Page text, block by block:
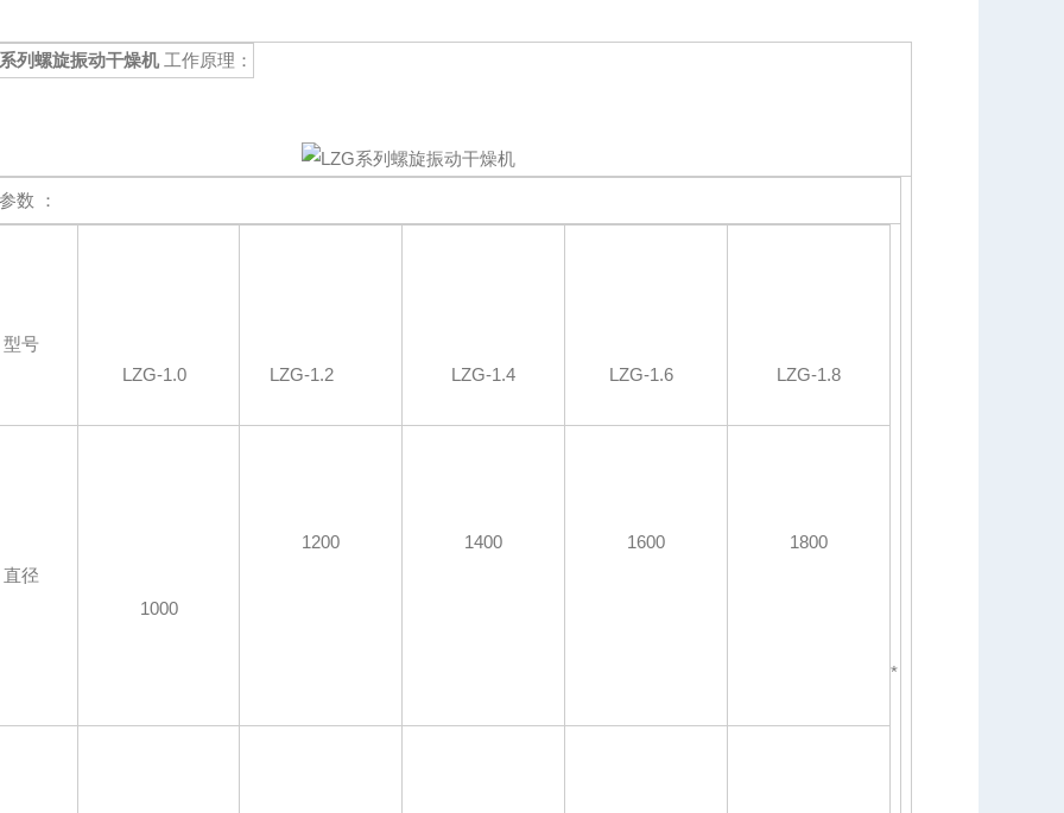
列螺旋振动干燥机工作原理：
数 ：
型号
LZG-1.0
LZG-1.2 LZG-1.4 LZG-1.6 LZG-1.8
直径
1000
1200 1400 1600 1800
*